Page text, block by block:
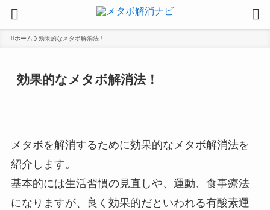
ホーム 効果的なメタボ解消法！
効果的なメタボ解消法！
メタボを解消するために効果的なメタボ解消法を
紹介します。
基本的には生活習慣の見直しや、運動、食事療法
になりますが、良く効果的だといわれる有酸素運